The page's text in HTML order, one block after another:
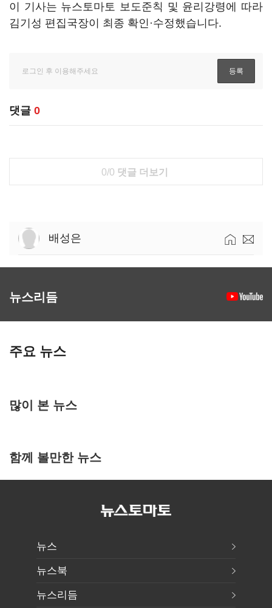
이 기사는 뉴스토마토 보도준칙 및 윤리강령에 따라
김기성 편집국장이 최종 확인·수정했습니다.
댓글 0
0/0 댓글 더보기
배성은
뉴스리듬
주요 뉴스
많이 본 뉴스
함께 볼만한 뉴스
뉴스
뉴스북
뉴스리듬